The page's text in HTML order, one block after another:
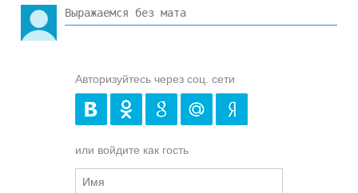
Авторизуйтесь через соц. сети
или войдите как гость